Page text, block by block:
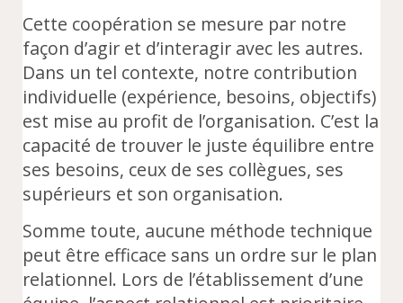
Cette coopération se mesure par notre
façon d’agir et d’interagir avec les autres.
Dans un tel contexte, notre contribution
individuelle (expérience, besoins, objectifs)
est mise au profit de l’organisation. C’est la
capacité de trouver le juste équilibre entre
ses besoins, ceux de ses collègues, ses
supérieurs et son organisation.
Somme toute, aucune méthode technique
peut être efficace sans un ordre sur le plan
relationnel. Lors de l’établissement d’une